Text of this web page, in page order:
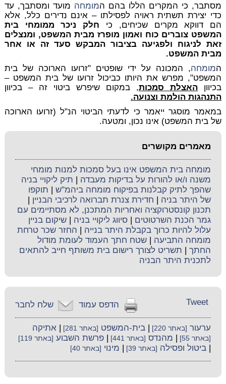
מסתבר, כי המקרים הללו בהם המומחה מועד ומסתבך, עד
כדי יצירת תשתית ראויה לפסילתו – אינם נדירים כלל, אלא
הם דווקא מקרים שכיחים, כי חלק ניכר ממומחי בית
המשפט צוברים כוח ואמון מופרז מבית המשפט, ומנצלים
זאת לניגוח ולפגיעה בציבור המבקש סעד זה או אחר
מבית המשפט.
המומחה, המכונה על ידי שופטים "זרועו הארוכה של בית
המשפט", מפרש את היותו כביכול זרועו של בית המשפט –
בכיוון האצלת סמכות, במקום שיפרש ביטוי זה – בכיוון
התנהגות הולמת וצנועה.
במאמר מוסגר ייאמר כי לדעתי הביטוי הנ"ל (זרועו הארוכה
של בית המשפט) אינו נכון, ומטעה.
מאמרים מקושרים
מומחה בית המשפט אינו בעל סמכות למנות מומחי
משנה ו/או להורות על בדיקות מעבדה
תיק ליקויי בניה
שהפך לתיק קבלנות בפיקוח מומחה ביהמ"ש
תוקפו
של היתר בניה
חדירת צנרת תברואה לרכיבי הבניין
תכנון קונסטרוקציה ואחריות המתכנן, לא מסתיימים עם
גמר הכנת השרטוטים |סיווג ליקויי בניה |שיקום בניין
עלול להיות כרוך בקבלת היתר בנייה
החזר שכר טרחת
מומחה התביעה |שטח חתך העמוד לעומת מודול
החתך
תשריט לצורך רישום בית משותף חייב להתאים
לתכנית היתר הבניה
שלח לחבר הדפס עמוד Tweet
ערעור [באתר 220] |בית-המשפט [באתר 281] |אתיקה
[באתר 55] מהנדס [באתר 441] |פרשת השבוע [באתר 119]
|ביטול ופסילה [באתר 39] מינוי [באתר 40]